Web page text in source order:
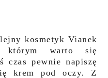
kosmetyk Vianek
którym warto się
czas pewnie napiszę
krem pod oczy. Z